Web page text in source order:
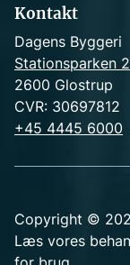
Kontakt
Dagens Byggeri
Stationsparken
2600 Glostrup
CVR: 30697812
+45 4445 6000
Copyright ©
Læs vores